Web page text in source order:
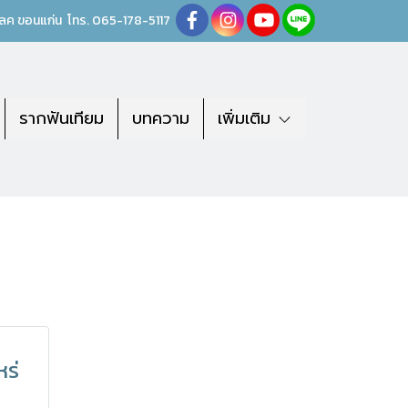
ค ขอนแก่น โทร.065-178-5117
รากฟันเทียม บทความ เพิ่มเติม
ร่